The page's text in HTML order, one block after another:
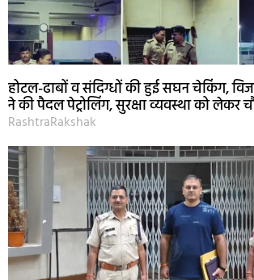
होटल-ढाबों व संदिग्धों की हुई सघन चेकिंग,
ने की पैदल पेट्रोलिंग, सुरक्षा व्यवस्था को लेकर
RashtraRakshak